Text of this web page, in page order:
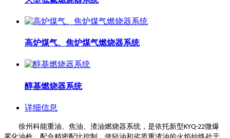
高炉煤气、焦炉煤气燃烧器系统
醇基燃烧器系统
详细信息
徐州科能重油、焦油、渣油燃烧器系统，是依托新型 KYQ-22微爆